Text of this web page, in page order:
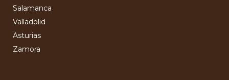
Salamanca
Valladolid
Asturias
Zamora